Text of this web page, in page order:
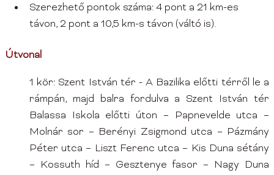
Szerezhető pontok száma: 4 pont a 21 km-es
távon, 2 pont a 10,5 km-s távon (váltó is).
Útvonal
1 kör: Szent István tér - A Bazilika előtti térről le a
rámpán, majd balra fordulva a Szent István tér
Balassa Iskola előtti úton – Papnevelde utca –
Molnár sor – Berényi Zsigmond utca – Pázmány
Péter utca – Liszt Ferenc utca – Kis Duna sétány
– Kossuth híd – Gesztenye fasor – Nagy Duna